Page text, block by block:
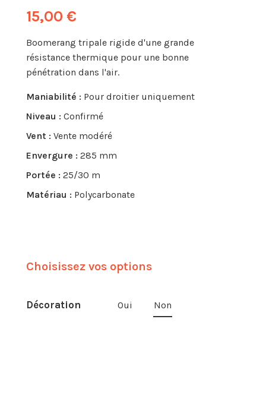
15,00 €
Boomerang tripale rigide d'une grande
résistance thermique pour une bonne
pénétration dans l'air.
Maniabilité : Pour droitier uniquement
Niveau : Confirmé
Vent : Vente modéré
Envergure : 285 mm
Portée : 25/30 m
Matériau : Polycarbonate
Choisissez vos options
Décoration Oui Non